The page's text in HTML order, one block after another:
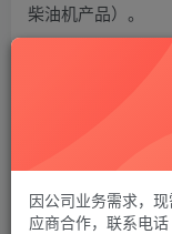
柴油机产品）。
因公司业务需求，
应商合作，联系电